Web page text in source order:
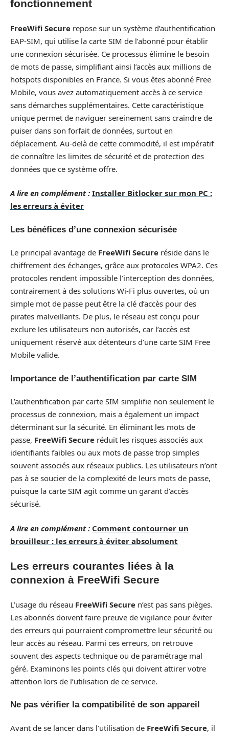
fonctionnement
FreeWifi Secure repose sur un système d’authentification
EAP-SIM, qui utilise la carte SIM de l’abonné pour établir
une connexion sécurisée. Ce processus élimine le besoin
de mots de passe, simplifiant ainsi l’accès aux millions de
hotspots disponibles en France. Si vous êtes abonné Free
Mobile, vous avez automatiquement accès à ce service
sans démarches supplémentaires. Cette caractéristique
unique permet de naviguer sereinement sans craindre de
puiser dans son forfait de données, surtout en
déplacement. Au-delà de cette commodité, il est impératif
de connaître les limites de sécurité et de protection des
données que ce système offre.
A lire en complément : Installer Bitlocker sur mon PC :
les erreurs à éviter
Les bénéfices d’une connexion sécurisée
Le principal avantage de FreeWifi Secure réside dans le
chiffrement des échanges, grâce aux protocoles WPA2. Ces
protocoles rendent impossible l’interception des données,
contrairement à des solutions Wi-Fi plus ouvertes, où un
simple mot de passe peut être la clé d’accès pour des
pirates malveillants. De plus, le réseau est conçu pour
exclure les utilisateurs non autorisés, car l’accès est
uniquement réservé aux détenteurs d’une carte SIM Free
Mobile valide.
Importance de l’authentification par carte SIM
L’authentification par carte SIM simplifie non seulement le
processus de connexion, mais a également un impact
déterminant sur la sécurité. En éliminant les mots de
passe, FreeWifi Secure réduit les risques associés aux
identifiants faibles ou aux mots de passe trop simples
souvent associés aux réseaux publics. Les utilisateurs n’ont
pas à se soucier de la complexité de leurs mots de passe,
puisque la carte SIM agit comme un garant d’accès
sécurisé.
A lire en complément : Comment contourner un
brouilleur : les erreurs à éviter absolument
Les erreurs courantes liées à la
connexion à FreeWifi Secure
L’usage du réseau FreeWifi Secure n’est pas sans pièges.
Les abonnés doivent faire preuve de vigilance pour éviter
des erreurs qui pourraient compromettre leur sécurité ou
leur accès au réseau. Parmi ces erreurs, on retrouve
souvent des aspects technique ou de paramétrage mal
géré. Examinons les points clés qui doivent attirer votre
attention lors de l’utilisation de ce service.
Ne pas vérifier la compatibilité de son appareil
Avant de se lancer dans l’utilisation de FreeWifi Secure, il